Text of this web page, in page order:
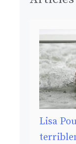
Lisa